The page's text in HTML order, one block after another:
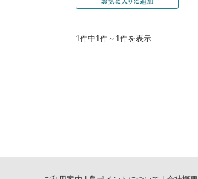
1件中1件～1件を表示